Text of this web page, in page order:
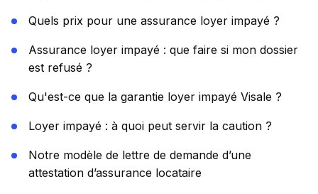
Quels prix pour une assurance loyer impayé ?
Assurance loyer impayé : que faire si mon dossier
est refusé ?
Qu'est-ce que la garantie loyer impayé Visale ?
Loyer impayé : à quoi peut servir la caution ?
Notre modèle de lettre de demande d’une
attestation d’assurance locataire